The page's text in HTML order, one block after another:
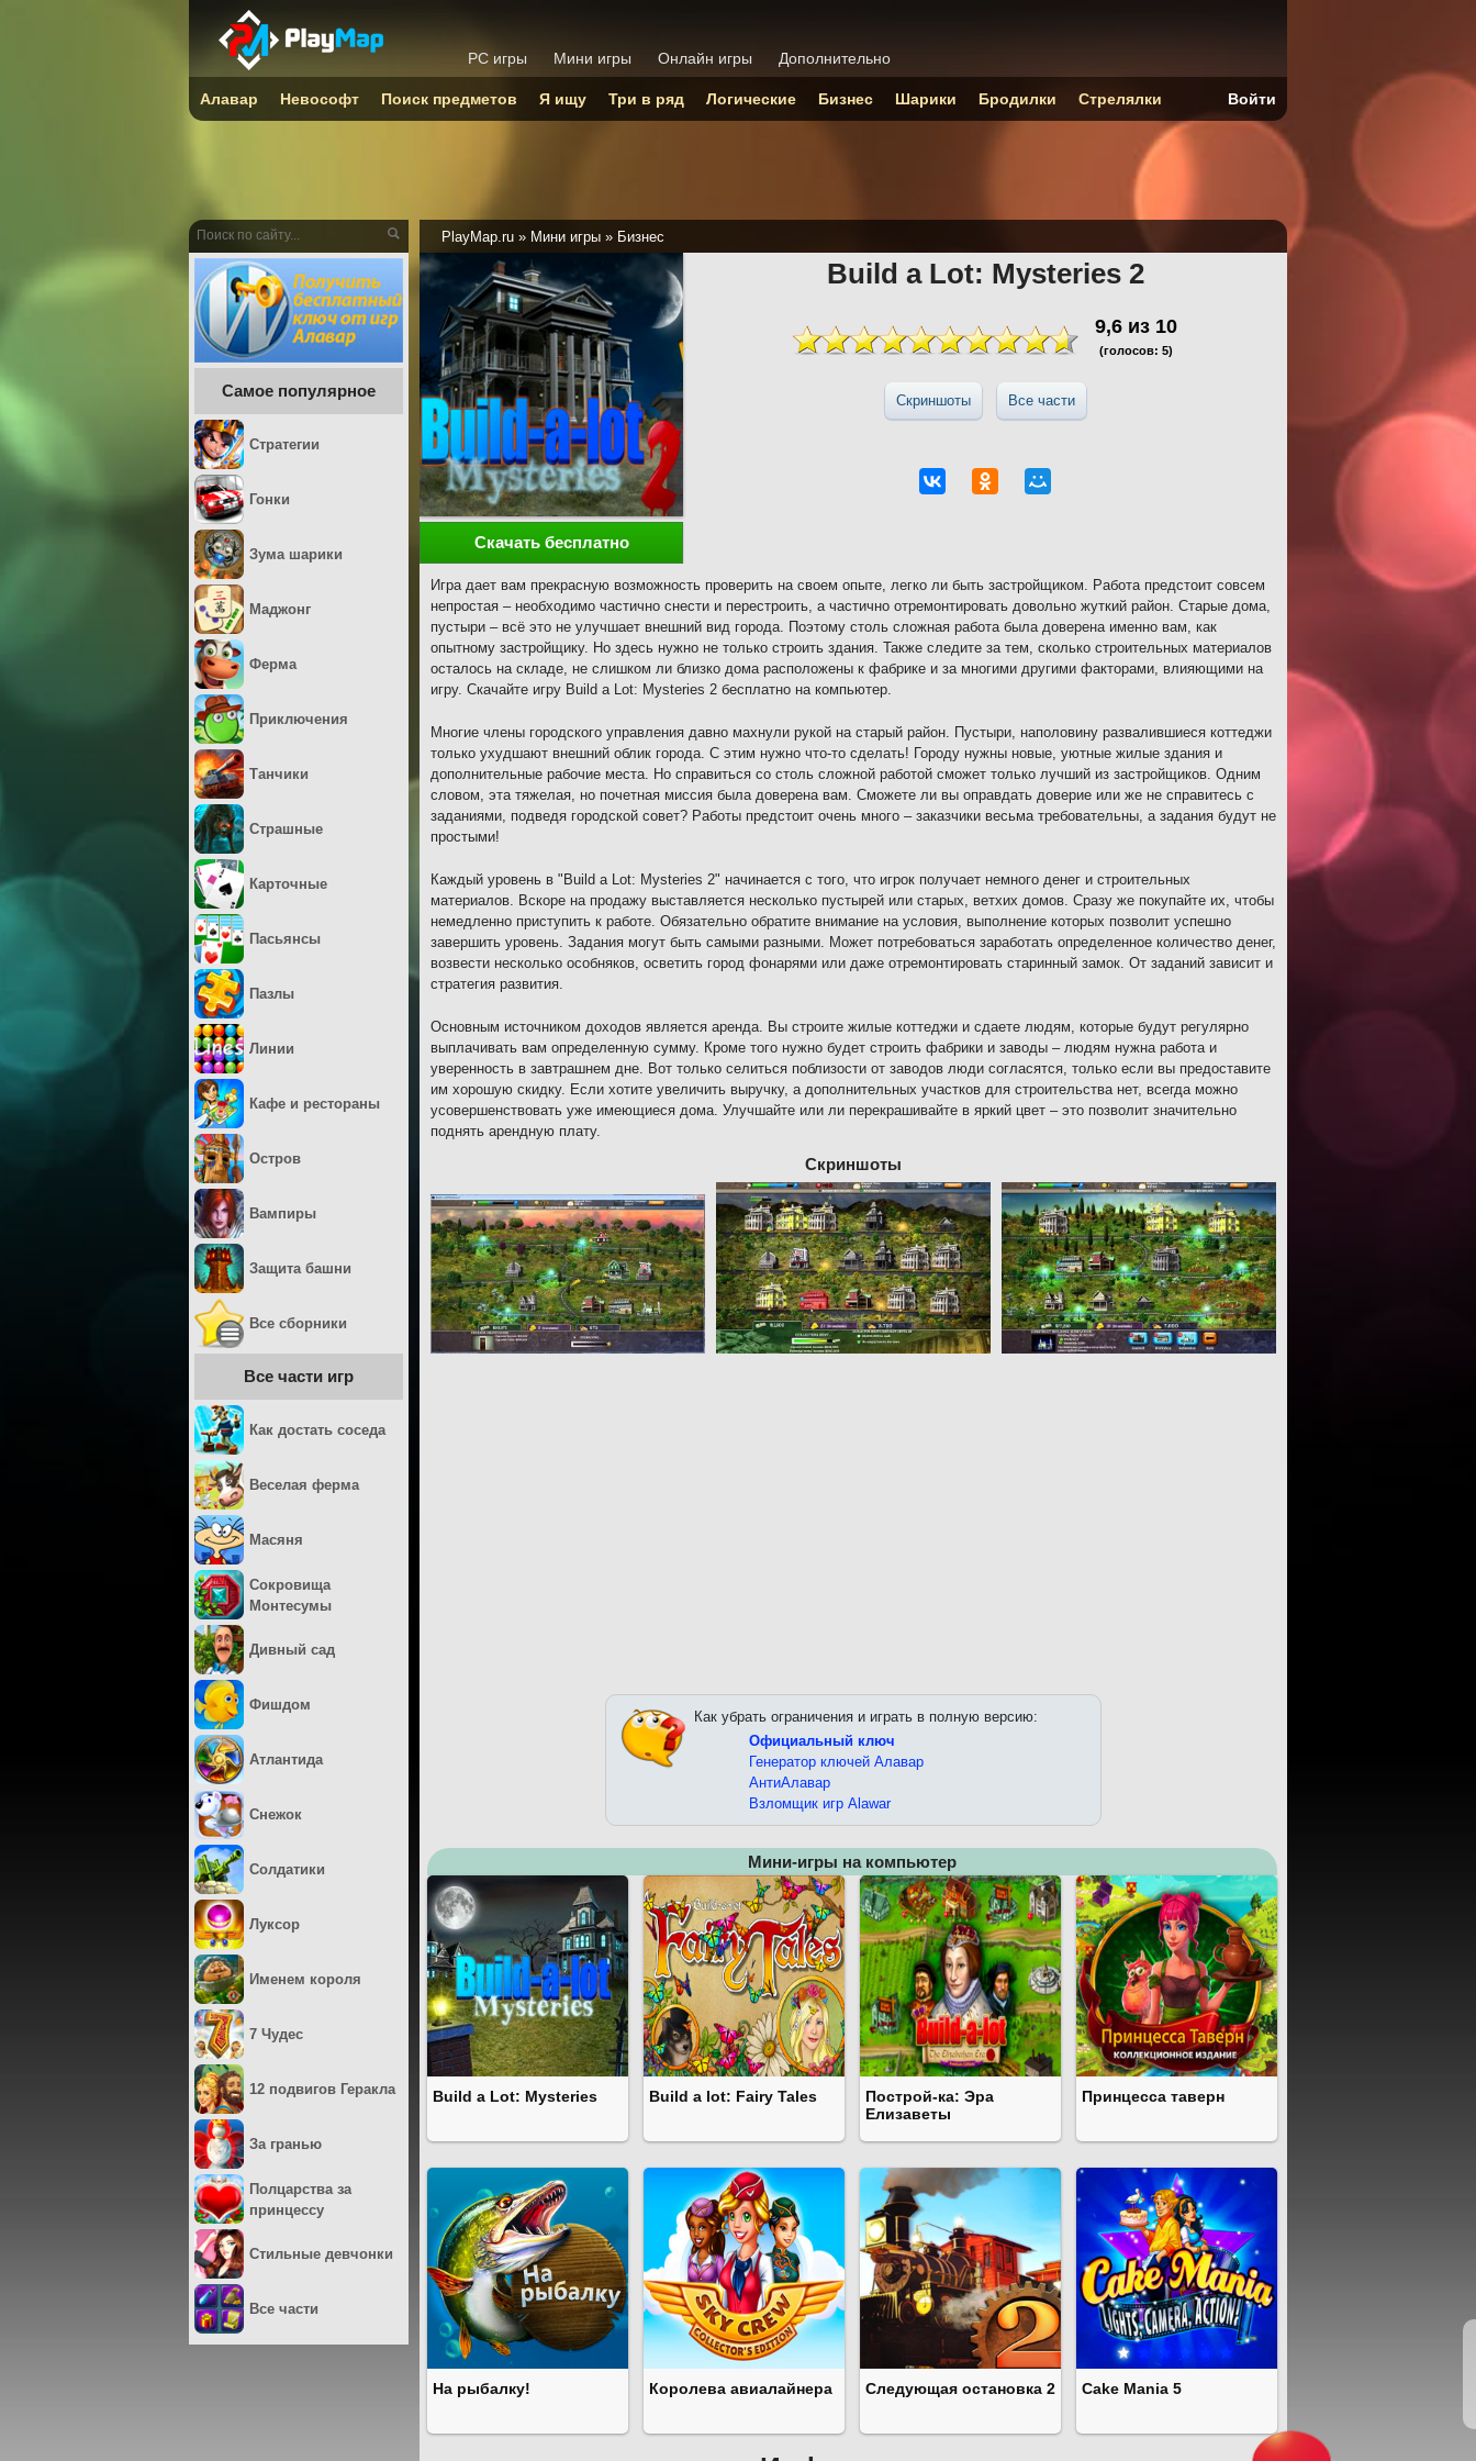
PlayMap.ru » Мини игры » Бизнес
Build a Lot: Mysteries 2
9,6 из 10
(голосов: 5)
Скриншоты Все части
Скачать бесплатно
Игра дает вам прекрасную возможность проверить на своем опыте, легко ли быть застройщиком. Работа предстоит совсем
непростая – необходимо частично снести и перестроить, а частично отремонтировать довольно жуткий район. Старые дома,
пустыри – всё это не улучшает внешний вид города. Поэтому столь сложная работа была доверена именно вам, как
опытному застройщику. Но здесь нужно не только строить здания. Также следите за тем, сколько строительных материалов
осталось на складе, не слишком ли близко дома расположены к фабрике и за многими другими факторами, влияющими на
игру. Скачайте игру Build a Lot: Mysteries 2 бесплатно на компьютер.
Многие члены городского управления давно махнули рукой на старый район. Пустыри, наполовину развалившиеся коттеджи
только ухудшают внешний облик города. С этим нужно что-то сделать! Городу нужны новые, уютные жилые здания и
дополнительные рабочие места. Но справиться со столь сложной работой сможет только лучший из застройщиков. Одним
словом, эта тяжелая, но почетная миссия была доверена вам. Сможете ли вы оправдать доверие или же не справитесь с
заданиями, подведя городской совет? Работы предстоит очень много – заказчики весьма требовательны, а задания будут не
простыми!
Каждый уровень в "Build a Lot: Mysteries 2" начинается с того, что игрок получает немного денег и строительных
материалов. Вскоре на продажу выставляется несколько пустырей или старых, ветхих домов. Сразу же покупайте их, чтобы
немедленно приступить к работе. Обязательно обратите внимание на условия, выполнение которых позволит успешно
завершить уровень. Задания могут быть самыми разными. Может потребоваться заработать определенное количество денег,
возвести несколько особняков, осветить город фонарями или даже отремонтировать старинный замок. От заданий зависит и
стратегия развития.
Основным источником доходов является аренда. Вы строите жилые коттеджи и сдаете людям, которые будут регулярно
выплачивать вам определенную сумму. Кроме того нужно будет строить фабрики и заводы – людям нужна работа и
уверенность в завтрашнем дне. Вот только селиться поблизости от заводов люди согласятся, только если вы предоставите
им хорошую скидку. Если хотите увеличить выручку, а дополнительных участков для строительства нет, всегда можно
усовершенствовать уже имеющиеся дома. Улучшайте или ли перекрашивайте в яркий цвет – это позволит значительно
поднять арендную плату.
Скриншоты
Как убрать ограничения и играть в полную версию:
Официальный ключ
Генератор ключей Алавар
АнтиАлавар
Взломщик игр Alawar
Мини-игры на компьютер
Build a Lot: Mysteries Build a lot: Fairy Tales
Построй-ка: Эра
Елизаветы
Принцесса таверн
На рыбалку! Королева авиалайнера Следующая остановка 2 Cake Mania 5
Самое популярное
Стратегии
Гонки
Зума шарики
Маджонг
Ферма
Приключения
Танчики
Страшные
Карточные
Пасьянсы
Пазлы
Линии
Кафе и рестораны
Остров
Вампиры
Защита башни
Все сборники
Все части игр
Как достать соседа
Веселая ферма
Масяня
Сокровища
Монтесумы
Дивный сад
Фишдом
Атлантида
Снежок
Солдатики
Луксор
Именем короля
7 Чудес
12 подвигов Геракла
За гранью
Полцарства за
принцессу
Стильные девчонки
Все части
PC игры Мини игры Онлайн игры Дополнительно
Алавар Невософт Поиск предметов Я ищу Три в ряд Логические Бизнес Шарики Бродилки Стрелялки Войти